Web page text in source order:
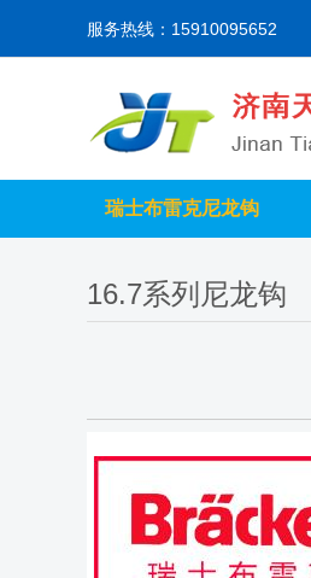
服务热线：15910095652
瑞士布雷克尼龙钩
16.7系列尼龙钩